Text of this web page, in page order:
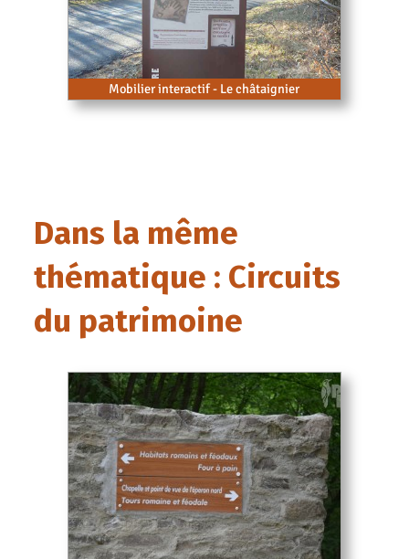
Mobilier interactif - Le châtaignier
Dans la même
thématique : Circuits
du patrimoine